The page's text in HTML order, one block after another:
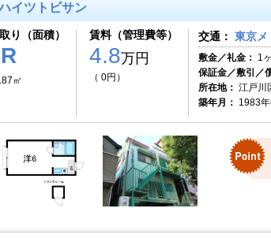
イツトビサン
り（面積）
㎡
賃料（管理費等）
4.8万円
（ 0円）
交通： 東京メ
敷金／礼金： 1
保証金／敷引／
所在地： 江戸川
築年月： 1983年